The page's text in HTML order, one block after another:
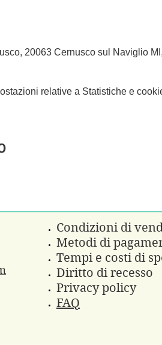
20063 Cernusco sul Naviglio
relative a Statistiche e
Condizioni di
Metodi di
Tempi e costi di
Diritto di recesso
Privacy policy
FAQ